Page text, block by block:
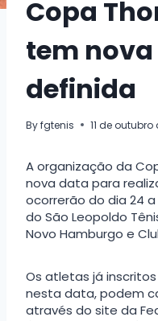
Copa
tem
definida
Byfgtenis 11 de outubro
A organização da
nova data para
ocorrerão do dia 24
do São Leopoldo
Novo Hamburgo e
Os atletas já
nesta data, podem
através do site da